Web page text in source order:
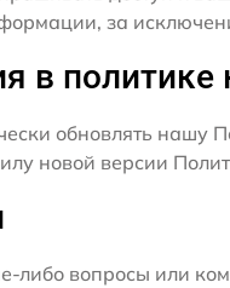
за
в политике
обновлять нашу
новой версии
либо вопросы или